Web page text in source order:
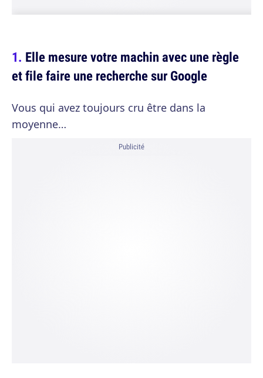
Elle mesure votre machin avec une règle
et file faire une recherche sur Google
Vous qui avez toujours cru être dans la
moyenne…
Publicité